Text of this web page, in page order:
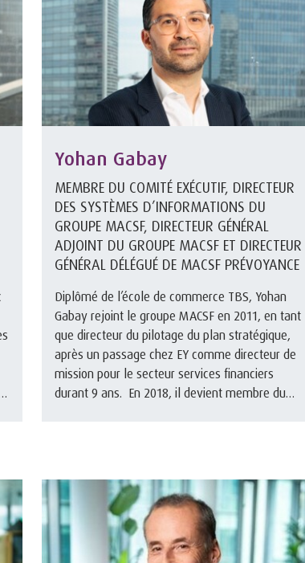
Yohan Gabay
MEMBRE DU COMITÉ EXÉCUTIF, DIRECTEUR
DES SYSTÈMES D’INFORMATIONS DU
GROUPE MACSF, DIRECTEUR GÉNÉRAL
ADJOINT DU GROUPE MACSF ET DIRECTEUR
GÉNÉRAL DÉLÉGUÉ DE MACSF PRÉVOYANCE
Diplômé de l’école de commerce TBS, Yohan
Gabay rejoint le groupe MACSF en 2011, en tant
que directeur du pilotage du plan stratégique,
après un passage chez EY comme directeur de
mission pour le secteur services financiers
durant 9 ans. En 2018, il devient membre du